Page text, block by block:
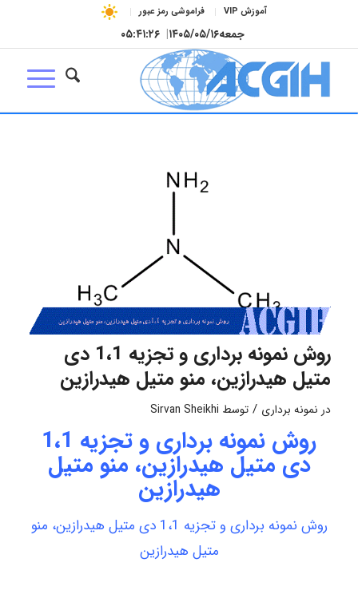
آموزش VIP فراموشی رمز عبور
جمعه۱۴۰۵/۰۵/۱۶| ۰۵:۴۱:۲۶
روش نمونه برداری و تجزیه 1،1 دی
متیل هیدرازین، منو متیل هیدرازین
در نمونه برداری / توسط Sirvan Sheikhi
روش نمونه برداری و تجزیه 1،1
دی متیل هیدرازین، منو متیل
هیدرازین
روش نمونه برداری و تجزیه 1،1 دی متیل هیدرازین، منو
متیل هیدرازین